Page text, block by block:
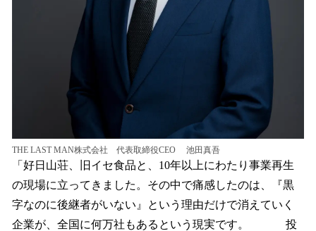
THE LAST MAN株式会社 代表取締役CEO 池田真吾
「好日山荘、旧イセ食品と、10年以上にわたり事業再生
の現場に立ってきました。その中で痛感したのは、『黒
字なのに後継者がいない』という理由だけで消えていく
企業が、全国に何万社もあるという現実です。 投